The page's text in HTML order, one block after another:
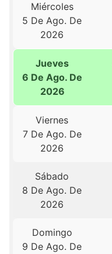
Miércoles
5 De Ago. De
2026
Jueves
6 De Ago. De
2026
Viernes
7 De Ago. De
2026
Sábado
8 De Ago. De
2026
Domingo
9 De Ago. De